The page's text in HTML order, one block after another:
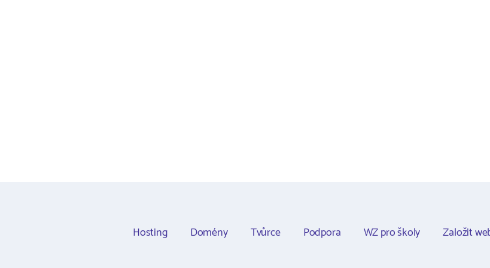
Hosting Domény Tvůrce Podpora WZ pro školy Založit